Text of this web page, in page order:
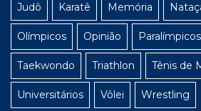
Judô Karatê Memória
Olímpicos Opinião Paralímpicos
Taekwondo Triathlon Tênis de
Universitários Vôlei Wrestling